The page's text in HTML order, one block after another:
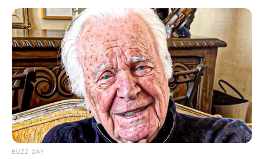
BUZZ DAY